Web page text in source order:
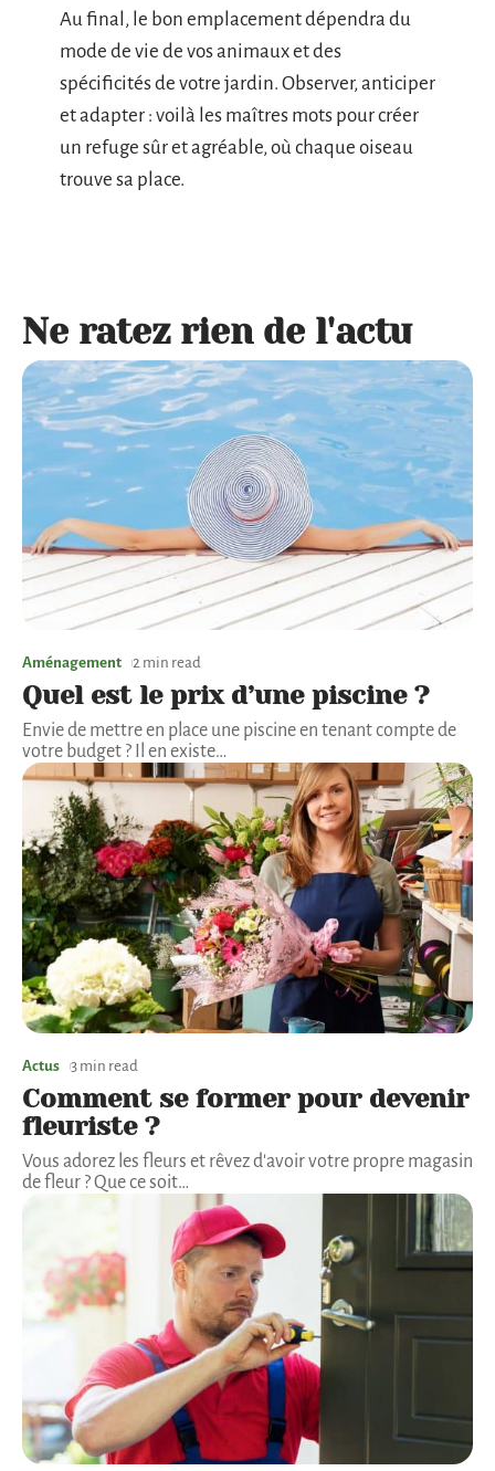
Au final, le bon emplacement dépendra du
mode de vie de vos animaux et des
spécificités de votre jardin. Observer, anticiper
et adapter : voilà les maîtres mots pour créer
un refuge sûr et agréable, où chaque oiseau
trouve sa place.
Ne ratez rien de l'actu
Aménagement 2 min read
Quel est le prix d’une piscine ?
Envie de mettre en place une piscine en tenant compte de
votre budget ? Il en existe…
Actus 3 min read
Comment se former pour devenir
fleuriste ?
Vous adorez les fleurs et rêvez d'avoir votre propre magasin
de fleur ? Que ce soit…